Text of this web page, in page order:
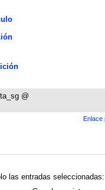
@
Enlace
las entradas seleccionadas: